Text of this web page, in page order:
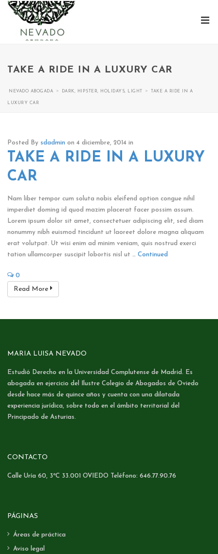
TAKE A RIDE IN A LUXURY CAR
NEVADO ABOGADA > DARK, HIPSTER, HOLIDAYS, LIGHT > TAKE A RIDE IN A
LUXURY CAR
Posted By sdadmin on 4 diciembre, 2014 in
TAKE A RIDE IN A LUXURY
CAR
Nam liber tempor cum soluta nobis eleifend option congue nihil
imperdiet doming id quod mazim placerat facer possim assum.
Lorem ipsum dolor sit amet, consectetuer adipiscing elit, sed diam
nonummy nibh euismod tincidunt ut laoreet dolore magna aliquam
erat volutpat. Ut wisi enim ad minim veniam, quis nostrud exerci
tation ullamcorper suscipit lobortis nisl ut … Continued
0
Read More
MARIA LUISA NEVADO
Estudió Derecho en la Universidad Complutense de Madrid. Es
abogada en ejercicio del Ilustre Colegio de Abogados de Oviedo
desde hace más de quince años y cuenta con una dilatada
experiencia jurídica, sobre todo en el ámbito territorial del
Principado de Asturias.
CONTACTO
Calle Uría 60, 3ºC 33.001 OVIEDO Teléfono: 646.77.90.76
PÁGINAS
Áreas de práctica
Aviso legal